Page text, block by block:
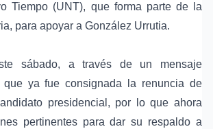
Tiempo (UNT), que forma parte de la
para apoyar a González Urrutia.
sábado, a través de un mensaje
ya fue consignada la renuncia de
presidencial, por lo que ahora
pertinentes para dar su respaldo a